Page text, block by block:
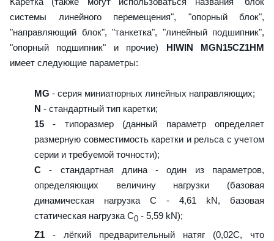
системы линейного перемещения", "опорный блок",
"направляющий блок", "танкетка", "линейный подшипник",
"опорный подшипник" и прочие) HIWIN MGN15CZ1HM
имеет следующие параметры:
MG - серия миниатюрных линейных направляющих;
N - стандартный тип каретки;
15 - типоразмер (данный параметр определяет
размерную совместимость каретки и рельса с учетом
серии и требуемой точности);
C - стандартная длина - один из параметров,
определяющих величину нагрузки (базовая
динамическая нагрузка C - 4,61 kN, базовая
статическая нагрузка С0 - 5,59 kN);
Z1 - лёгкий предварительный натяг (0,02C, что